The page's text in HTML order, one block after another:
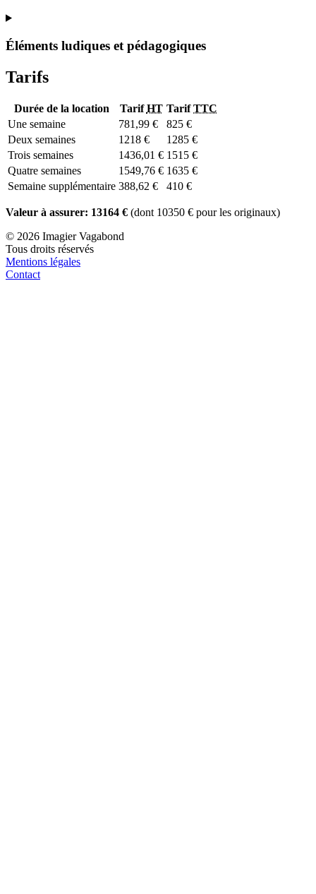
Éléments ludiques et pédagogiques
Tarifs
Durée de la location TarifHT TarifTTC
Une semaine
781,99 €
825 €
Deux semaines
1218 €
1285 €
Trois semaines
1436,01 € 1515 €
Quatre semaines
1549,76 € 1635 €
Semaine supplémentaire 388,62 € 410 €
Valeur à assurer: 13164 € (dont 10350 € pour les originaux)
© 2026 Imagier Vagabond
Tous droits réservés
Mentions légales
Contact